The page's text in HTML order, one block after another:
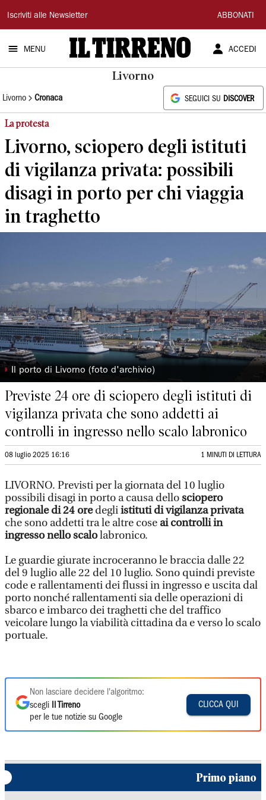
Il
Tirreno
Iscriviti alle Newsletter ABBONATI
MENU ACCEDI
Livorno
Livorno Cronaca SEGUICI SU DISCOVER
La protesta
Livorno, sciopero degli istituti
di vigilanza privata: possibili
disagi in porto per chi viaggia
in traghetto
◗ Il porto di Livorno (foto d'archivio)
Previste 24 ore di sciopero degli istituti di
vigilanza privata che sono addetti ai
controlli in ingresso nello scalo labronico
08 luglio 2025 16:16 1 MINUTI DI LETTURA
LIVORNO. Previsti per la giornata del 10 luglio
possibili disagi in porto a causa dellosciopero
regionale di 24 oredegliistituti di vigilanza privata
che sono addetti tra le altre cose ai controlli in
ingresso nello scalolabronico.
Le guardie giurate incroceranno le braccia dalle 22
del 9 luglio alle 22 del 10 luglio. Sono quindi previste
code e rallentamenti dei flussi in ingresso e uscita dal
porto nonché rallentamenti sia delle operazioni di
sbarco e imbarco dei traghetti che del traffico
veicolare lungo la viabilità cittadina da e verso lo scalo
portuale.
Non lasciare decidere l'algoritmo:
scegli
Il Tirreno
per le tue notizie su Google
CLICCA QUI
Primo piano